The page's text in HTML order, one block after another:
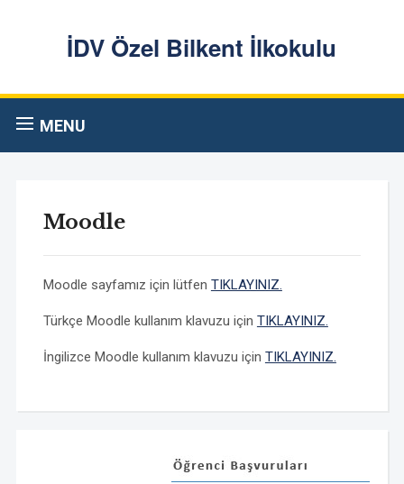
İDV Özel Bilkent İlkokulu
MENU
Moodle
Moodle sayfamız için lütfen TIKLAYINIZ.
Türkçe Moodle kullanım klavuzu için TIKLAYINIZ.
İngilizce Moodle kullanım klavuzu için TIKLAYINIZ.